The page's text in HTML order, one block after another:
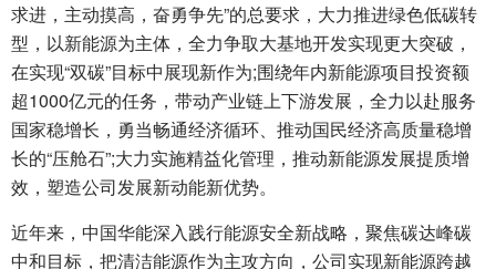
求进，主动摸高，奋勇争先”的总要求，大力推进绿色低碳转
型，以新能源为主体，全力争取大基地开发实现更大突破，
在实现“双碳”目标中展现新作为;围绕年内新能源项目投资额
超1000亿元的任务，带动产业链上下游发展，全力以赴服务
国家稳增长，勇当畅通经济循环、推动国民经济高质量稳增
长的“压舱石”;大力实施精益化管理，推动新能源发展提质增
效，塑造公司发展新动能新优势。
近年来，中国华能深入践行能源安全新战略，聚焦碳达峰碳
中和目标，把清洁能源作为主攻方向，公司实现新能源跨越